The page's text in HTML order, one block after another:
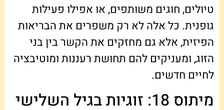
טיולים, חוגים משותפים, או אפילו פעילות
גופנית. כל אלה לא רק משפרים את הבריאות
הפיזית, אלא גם מחזקים את הקשר בין בני
הזוג, ומעניקים להם תחושת רעננות ומוטיבציה
לחיים חדשים.
מיתוס 18: זוגיות בגיל השלישי